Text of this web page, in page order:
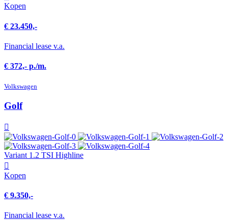
Kopen
€ 23.450,-
Financial lease v.a.
€ 372,- p./m.
Volkswagen
Golf
Variant 1.2 TSI Highline
Kopen
€ 9.350,-
Financial lease v.a.